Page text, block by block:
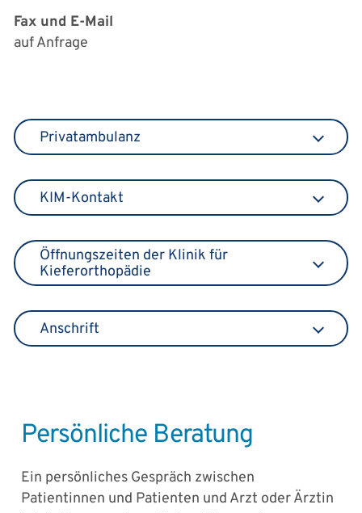
Fax und E-Mail
auf Anfrage
Privatambulanz
KIM-Kontakt
Öffnungszeiten der Klinik für
Kieferorthopädie
Anschrift
Persönliche Beratung
Ein persönliches Gespräch zwischen
Patientinnen und Patienten und Arzt oder Ärztin